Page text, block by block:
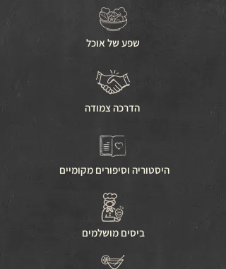
שפע של אוכל
הדרכה צמודה
היסטוריה וסיפורים מקומיים
ביסים מושלמים